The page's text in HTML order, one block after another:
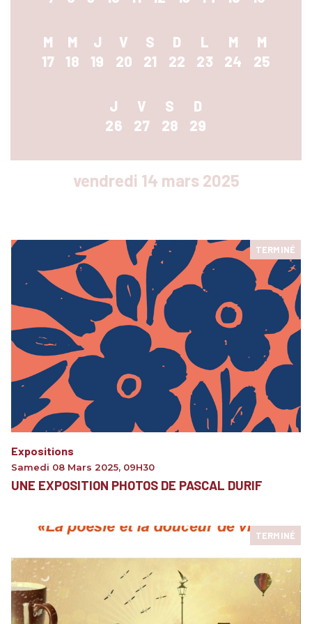
DANS LES COULISSES DU FESTIVAL
M
17
M
18
J
19
V
20
S
21
D
22
L
23
M
24
M
25
J
26
V
27
S
28
D
29
vendredi 14 mars 2025
TERMINÉ
Expositions
Samedi 08 Mars 2025, 09H30
UNE EXPOSITION PHOTOS DE PASCAL DURIF
TERMINÉ